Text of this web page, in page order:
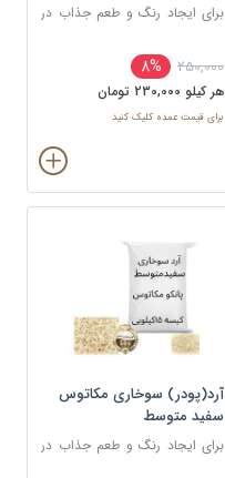
برای ایجاد رنگ و طعم جذاب در
ها، ناگت ها، مرغ، ماهی و میگو
استفاده می شود.
250,000
8%
هر کيلو 230,000 تومان
برای قیمت عمده کلیک کنید
آرد(پودر) سوخاری مکاتوس
سفید متوسط
برای ایجاد رنگ و طعم جذاب در